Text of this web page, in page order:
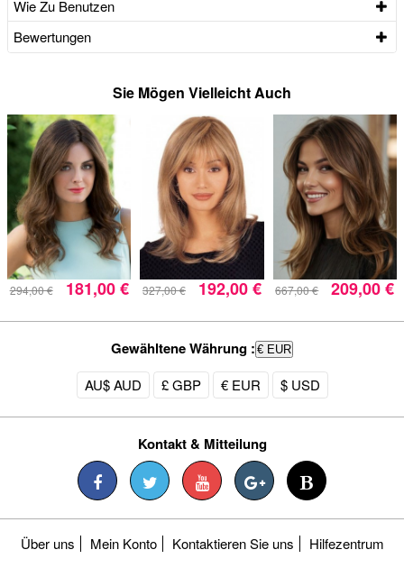
Wie Zu Benutzen
Bewertungen
Sie Mögen Vielleicht Auch
294,00 € 181,00 € 327,00 € 192,00 € 667,00 € 209,00 €
Gewähltene Währung : € EUR
AU$ AUD £ GBP € EUR $ USD
Kontakt & Mitteilung
Über uns Mein Konto Kontaktieren Sie uns Hilfezentrum